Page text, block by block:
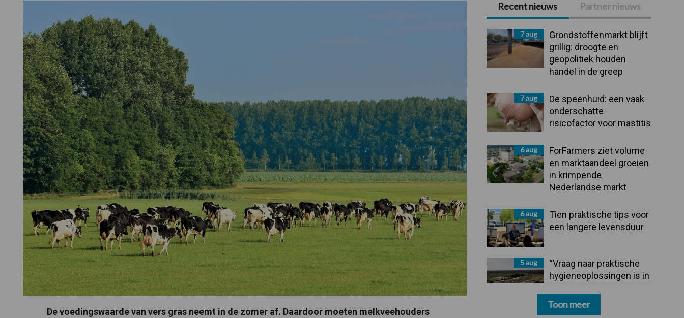
De voedingswaarde van vers gras neemt in de zomer af. Daardoor moeten melkveehouders
Primaire
Sidebar
Recent nieuws Partner nieuws
7 aug
Grondstoffenmarkt blijft
grillig: droogte en
geopolitiek houden
handel in de greep
7 aug
De speenhuid: een vaak
onderschatte
risicofactor voor mastitis
6 aug
ForFarmers ziet volume
en marktaandeel groeien
in krimpende
Nederlandse markt
6 aug
Tien praktische tips voor
een langere levensduur
5 aug
“Vraag naar praktische
hygieneoplossingen is in
Toon meer